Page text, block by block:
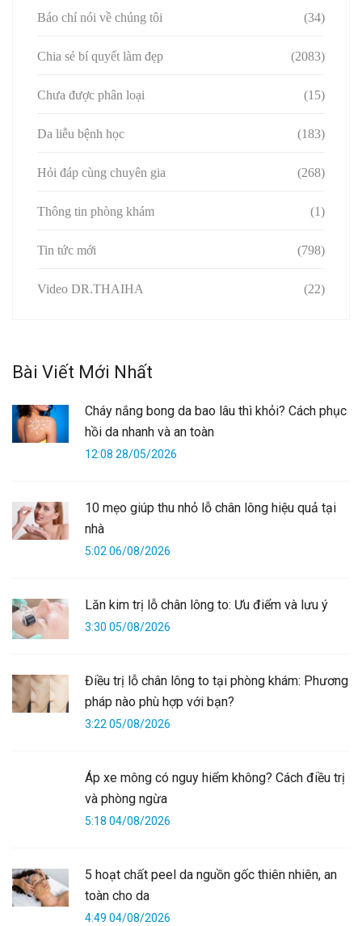
Báo chí nói về chúng tôi (34)
Chia sẻ bí quyết làm đẹp (2083)
Chưa được phân loại (15)
Da liễu bệnh học (183)
Hỏi đáp cùng chuyên gia (268)
Thông tin phòng khám (1)
Tin tức mới (798)
Video DR.THAIHA (22)
Bài Viết Mới Nhất
Cháy nắng bong da bao lâu thì khỏi? Cách phục
hồi da nhanh và an toàn
12:08 28/05/2026
10 mẹo giúp thu nhỏ lỗ chân lông hiệu quả tại
nhà
5:02 06/08/2026
Lăn kim trị lỗ chân lông to: Ưu điểm và lưu ý
3:30 05/08/2026
Điều trị lỗ chân lông to tại phòng khám: Phương
pháp nào phù hợp với bạn?
3:22 05/08/2026
Áp xe mông có nguy hiểm không? Cách điều trị
và phòng ngừa
5:18 04/08/2026
5 hoạt chất peel da nguồn gốc thiên nhiên, an
toàn cho da
4:49 04/08/2026